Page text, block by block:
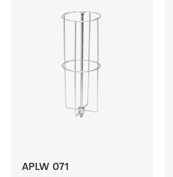
APLW 071